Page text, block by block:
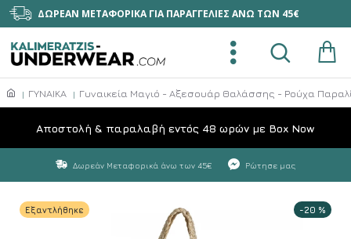
ΔΩΡΕΑΝ ΜΕΤΑΦΟΡΙΚΑ ΓΙΑ ΠΑΡΑΓΓΕΛΙΕΣ ΑΝΩ ΤΩΝ 45€
ΓΥΝΑΙΚΑ Γυναικεία Μαγιό - Αξεσουάρ Θαλάσσης - Ρούχα
Aποστολή & παραλαβή εντός 48 ωρών με Box Now
Δωρεάν Μεταφορικά άνω των 45€ Ρώτησε μας
-20 %
Εξαντλήθηκε